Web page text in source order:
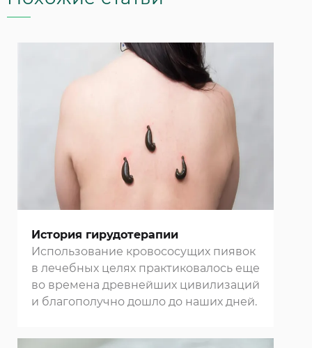
История гирудотерапии
Использование кровососущих пиявок
в лечебных целях практиковалось еще
во времена древнейших цивилизаций
и благополучно дошло до наших дней.